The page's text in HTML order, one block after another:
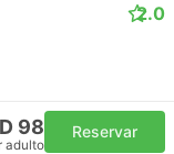
2.0
98
adulto
Reservar